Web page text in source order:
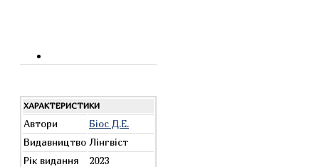
ХАРАКТЕРИСТИКИ
Автори
Біос Д.Е.
Видавництво Лінгвіст
Рік видання
2023